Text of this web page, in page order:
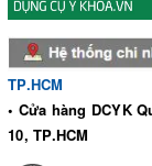
TP.HCM
• Cửa hàng DCYK
10, TP.HCM